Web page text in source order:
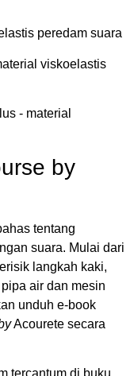
by
tentang
suara. Mulai dari
langkah kaki,
air dan mesin
unduh e-book
Acourete secara
tercantum di buku